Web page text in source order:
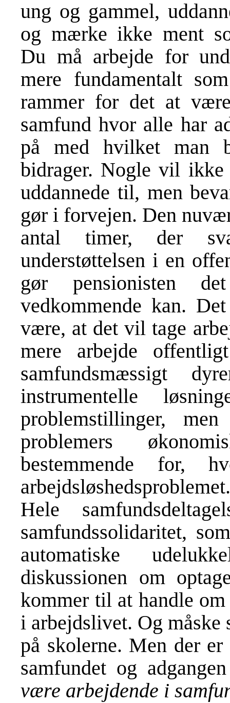
ung og gammel,
og mærke ikke ment
Du må arbejde for
mere fundamentalt
rammer for det at
samfund hvor alle har
på med hvilket man
bidrager. Nogle vil ikke
uddannede til, men
gør i forvejen. Den
antal timer, der
understøttelsen i en
gør pensionisten
vedkommende kan.
være, at det vil tage
mere arbejde
samfundsmæssigt
instrumentelle
problemstillinger,
problemers
bestemmende for,
Hele
samfundssolidaritet,
automatiske
diskussionen om
kommer til at handle
i arbejdslivet. Og
på skolerne. Men der
samfundet og
være arbejdende i